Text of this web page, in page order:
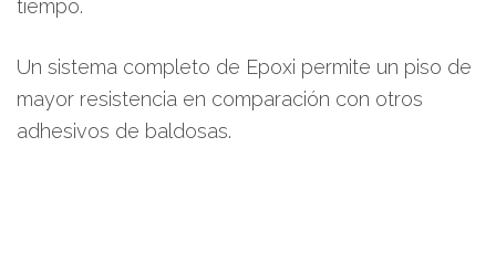
tiempo.
Un sistema completo de Epoxi permite un piso de
mayor resistencia en comparación con otros
adhesivos de baldosas.